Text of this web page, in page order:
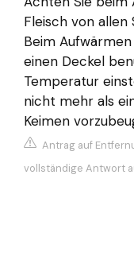
Fleisch von
Beim
einen Deckel
Temperatur
nicht mehr als
Keimen
Antrag auf
vollständige Antwort